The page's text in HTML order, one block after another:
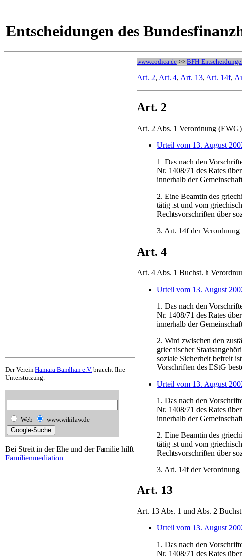
Entscheidungen des
Der Verein Hamara Bandhan e.V. braucht Ihre
Unterstützung.
Web www.wikilaw.de
Bei Streit in der Ehe und der Familie hilft
Familienmediation.
www.codica.de >> BFH-
Art. 2, Art. 4, Art. 13, Art. 14f,
Art. 2
Art. 2 Abs. 1 Verordnung
Urteil vom 13. August
1. Das nach den
Nr. 1408/71 des Rates
innerhalb der
2. Eine Beamtin des
tätig ist und vom
Rechtsvorschriften über
3. Art. 14f der Verordnung
Art. 4
Art. 4 Abs. 1 Buchst. h
Urteil vom 13. August
1. Das nach den
Nr. 1408/71 des Rates
innerhalb der
2. Wird zwischen den
griechischer
soziale Sicherheit befreit
Vorschriften des EStG
Urteil vom 13. August
1. Das nach den
Nr. 1408/71 des Rates
innerhalb der
2. Eine Beamtin des
tätig ist und vom
Rechtsvorschriften über
3. Art. 14f der Verordnung
Art. 13
Art. 13 Abs. 1 und Abs. 2
Urteil vom 13. August
1. Das nach den
Nr. 1408/71 des Rates